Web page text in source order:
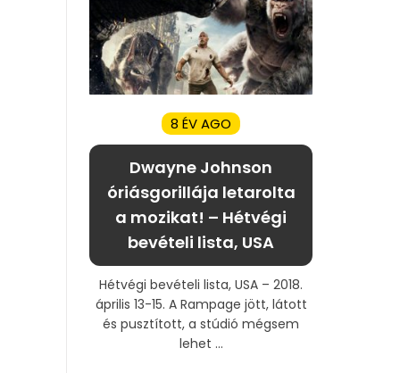
8 ÉV AGO
Dwayne Johnson
óriásgorillája letarolta
a mozikat! – Hétvégi
bevételi lista, USA
Hétvégi bevételi lista, USA – 2018.
április 13-15. A Rampage jött, látott
és pusztított, a stúdió mégsem
lehet ...